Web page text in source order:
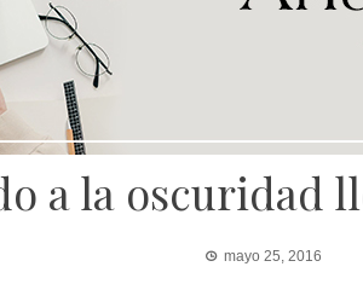
a la oscuridad
mayo 25, 2016